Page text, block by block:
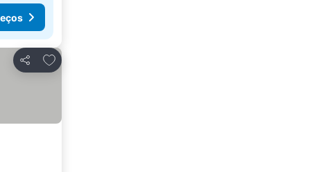
Partilhar
Adicionar aos favoritos